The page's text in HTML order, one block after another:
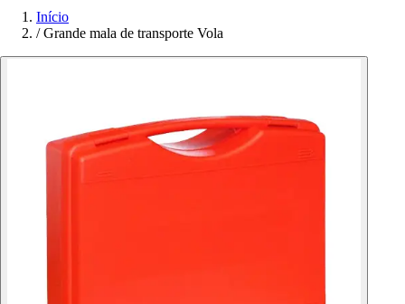
Início
/ Grande mala de transporte Vola